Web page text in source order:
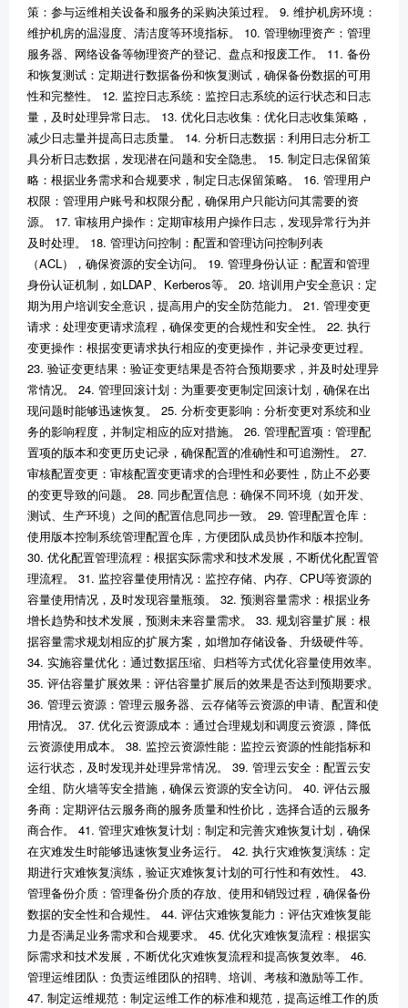
策：参与运维相关设备和服务的采购决策过程。 9. 维护机房环境：
维护机房的温湿度、清洁度等环境指标。 10. 管理物理资产：管理
服务器、网络设备等物理资产的登记、盘点和报废工作。 11. 备份
和恢复测试：定期进行数据备份和恢复测试，确保备份数据的可用
性和完整性。 12. 监控日志系统：监控日志系统的运行状态和日志
量，及时处理异常日志。 13. 优化日志收集：优化日志收集策略，
减少日志量并提高日志质量。 14. 分析日志数据：利用日志分析工
具分析日志数据，发现潜在问题和安全隐患。 15. 制定日志保留策
略：根据业务需求和合规要求，制定日志保留策略。 16. 管理用户
权限：管理用户账号和权限分配，确保用户只能访问其需要的资
源。 17. 审核用户操作：定期审核用户操作日志，发现异常行为并
及时处理。 18. 管理访问控制：配置和管理访问控制列表
（ACL），确保资源的安全访问。 19. 管理身份认证：配置和管理
身份认证机制，如LDAP、Kerberos等。 20. 培训用户安全意识：定
期为用户培训安全意识，提高用户的安全防范能力。 21. 管理变更
请求：处理变更请求流程，确保变更的合规性和安全性。 22. 执行
变更操作：根据变更请求执行相应的变更操作，并记录变更过程。
23. 验证变更结果：验证变更结果是否符合预期要求，并及时处理异
常情况。 24. 管理回滚计划：为重要变更制定回滚计划，确保在出
现问题时能够迅速恢复。 25. 分析变更影响：分析变更对系统和业
务的影响程度，并制定相应的应对措施。 26. 管理配置项：管理配
置项的版本和变更历史记录，确保配置的准确性和可追溯性。 27.
审核配置变更：审核配置变更请求的合理性和必要性，防止不必要
的变更导致的问题。 28. 同步配置信息：确保不同环境（如开发、
测试、生产环境）之间的配置信息同步一致。 29. 管理配置仓库：
使用版本控制系统管理配置仓库，方便团队成员协作和版本控制。
30. 优化配置管理流程：根据实际需求和技术发展，不断优化配置管
理流程。 31. 监控容量使用情况：监控存储、内存、CPU等资源的
容量使用情况，及时发现容量瓶颈。 32. 预测容量需求：根据业务
增长趋势和技术发展，预测未来容量需求。 33. 规划容量扩展：根
据容量需求规划相应的扩展方案，如增加存储设备、升级硬件等。
34. 实施容量优化：通过数据压缩、归档等方式优化容量使用效率。
35. 评估容量扩展效果：评估容量扩展后的效果是否达到预期要求。
36. 管理云资源：管理云服务器、云存储等云资源的申请、配置和使
用情况。 37. 优化云资源成本：通过合理规划和调度云资源，降低
云资源使用成本。 38. 监控云资源性能：监控云资源的性能指标和
运行状态，及时发现并处理异常情况。 39. 管理云安全：配置云安
全组、防火墙等安全措施，确保云资源的安全访问。 40. 评估云服
务商：定期评估云服务商的服务质量和性价比，选择合适的云服务
商合作。 41. 管理灾难恢复计划：制定和完善灾难恢复计划，确保
在灾难发生时能够迅速恢复业务运行。 42. 执行灾难恢复演练：定
期进行灾难恢复演练，验证灾难恢复计划的可行性和有效性。 43.
管理备份介质：管理备份介质的存放、使用和销毁过程，确保备份
数据的安全性和合规性。 44. 评估灾难恢复能力：评估灾难恢复能
力是否满足业务需求和合规要求。 45. 优化灾难恢复流程：根据实
际需求和技术发展，不断优化灾难恢复流程和提高恢复效率。 46.
管理运维团队：负责运维团队的招聘、培训、考核和激励等工作。
47. 制定运维规范：制定运维工作的标准和规范，提高运维工作的质